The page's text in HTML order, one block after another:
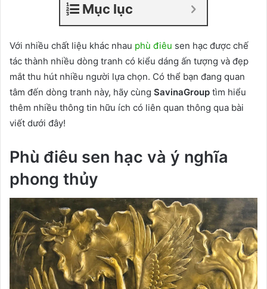
Mục lục
Với nhiều chất liệu khác nhau phù điêu sen hạc được chế
tác thành nhiều dòng tranh có kiểu dáng ấn tượng và đẹp
mắt thu hút nhiều người lựa chọn. Có thể bạn đang quan
tâm đến dòng tranh này, hãy cùng SavinaGroup tìm hiểu
thêm nhiều thông tin hữu ích có liên quan thông qua bài
viết dưới đây!
Phù điêu sen hạc và ý nghĩa
phong thủy